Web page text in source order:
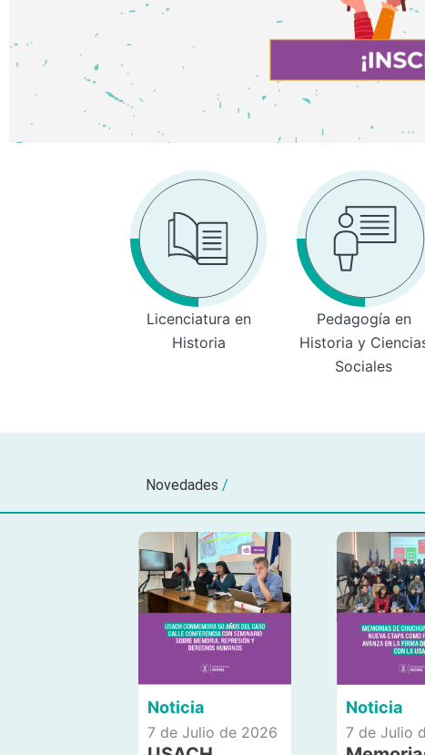
Licenciatura en
Historia
Pedagogía en
Historia y
Sociales
Novedades /
Noticia
7 de Julio de 2026
Noticia
7 de Julio